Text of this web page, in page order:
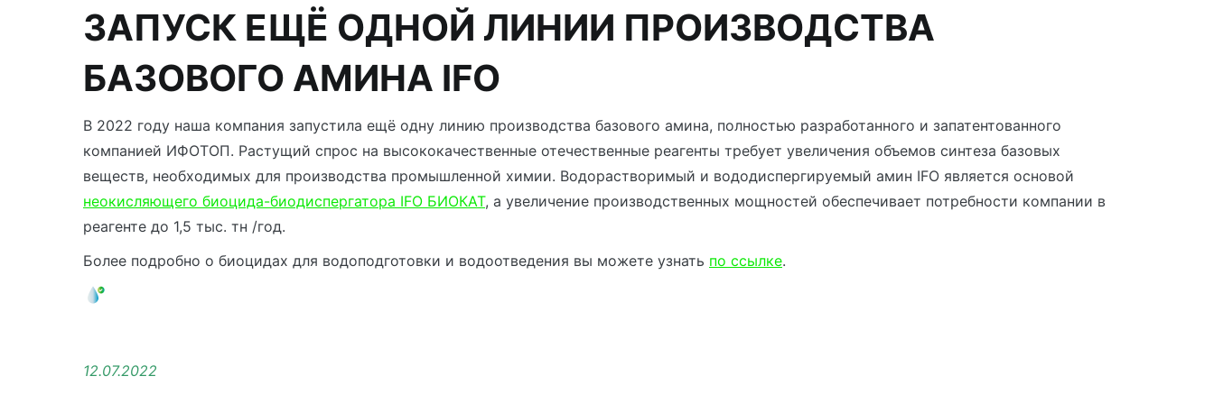
ЗАПУСК ЕЩЁ ОДНОЙ ЛИНИИ ПРОИЗВОДСТВА
БАЗОВОГО АМИНА IFO
В 2022 году наша компания запустила ещё одну линию производства базового амина, полностью разработанного и запатентованного
компанией ИФОТОП. Растущий спрос на высококачественные отечественные реагенты требует увеличения объемов синтеза базовых
веществ, необходимых для производства промышленной химии. Водорастворимый и вододиспергируемый амин IFO является основой
неокисляющего биоцида-биодиспергатора IFO БИОКАТ, а увеличение производственных мощностей обеспечивает потребности компании в
реагенте до 1,5 тыс. тн /год.
Более подробно о биоцидах для водоподготовки и водоотведения вы можете узнать по ссылке.
12.07.2022